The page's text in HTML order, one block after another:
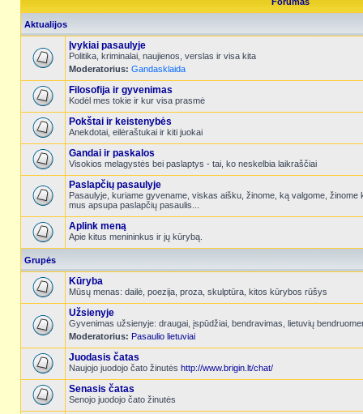
Aktualijos
Įvykiai pasaulyje
Politika, kriminalai, naujienos, verslas ir visa kita
Moderatorius: Gandasklaida
Filosofija ir gyvenimas
Kodėl mes tokie ir kur visa prasmė
Pokštai ir keistenybės
Anekdotai, eilėraštukai ir kiti juokai
Gandai ir paskalos
Visokios melagystės bei paslaptys - tai, ko neskelbia laikraščiai
Paslapčių pasaulyje
Pasaulyje, kuriame gyvename, viskas aišku, žinome, ką valgome, žinome
mus apsupa paslapčių pasaulis...
Aplink meną
Apie kitus menininkus ir jų kūrybą.
Grupės
Kūryba
Mūsų menas: dailė, poezija, proza, skulptūra, kitos kūrybos rūšys
Užsienyje
Gyvenimas užsienyje: draugai, įspūdžiai, bendravimas, lietuvių
Moderatorius: Pasaulio lietuviai
Juodasis čatas
Naujojo juodojo čato žinutės http://www.brigin.lt/chat/
Senasis čatas
Senojo juodojo čato žinutės